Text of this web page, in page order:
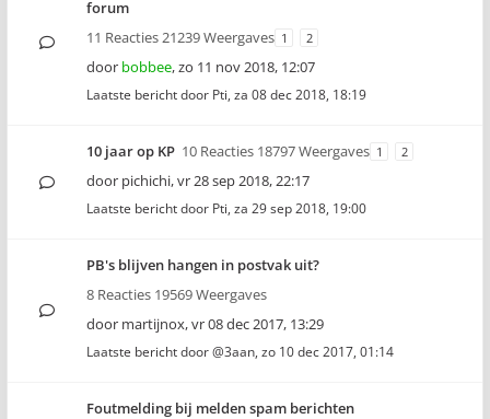
forum
11 Reacties 21239 Weergaves 1 2
door bobbee,zo 11 nov 2018, 12:07
Laatste bericht door Pti, za 08 dec 2018, 18:19
10 jaar op KP 10 Reacties 18797 Weergaves 1 2
door pichichi,vr 28 sep 2018, 22:17
Laatste bericht door Pti, za 29 sep 2018, 19:00
PB's blijven hangen in postvak uit?
8 Reacties 19569 Weergaves
door martijnox,vr 08 dec 2017, 13:29
Laatste bericht door@3aan, zo 10 dec 2017, 01:14
Foutmelding bij melden spam berichten